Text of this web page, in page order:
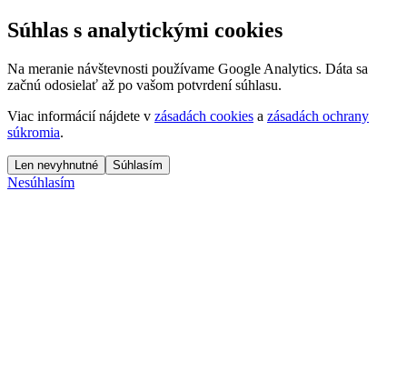
Súhlas s analytickými cookies
Na meranie návštevnosti používame Google Analytics. Dáta sa
začnú odosielať až po vašom potvrdení súhlasu.
Viac informácií nájdete v zásadách cookies a zásadách ochrany
súkromia.
Len nevyhnutné Súhlasím
Nesúhlasím